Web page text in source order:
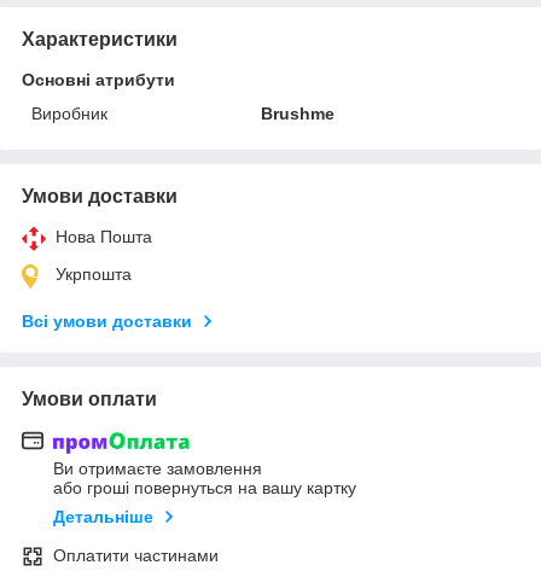
Характеристики
Основні атрибути
Виробник
Brushme
Умови доставки
Нова Пошта
Укрпошта
Всі умови доставки
Умови оплати
Ви отримаєте замовлення
або гроші повернуться на вашу картку
Детальніше
Оплатити частинами